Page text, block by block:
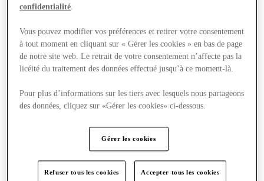
confidentialité.
Vous pouvez modifier vos préférences et retirer votre consentement
à tout moment en cliquant sur « Gérer les cookies » en bas de page
de notre site web. Le retrait de votre consentement n’affecte pas la
licéité du traitement des données effectué jusqu’à ce moment-là.
Pour plus d’informations sur les tiers avec lesquels nous partageons
des données, cliquez sur «Gérer les cookies» ci-dessous.
Gérer les cookies
Refuser tous les cookies Accepter tous les cookies